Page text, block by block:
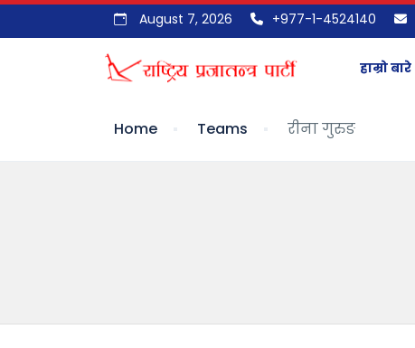
August 7, 2026 +977-1-4524140
हाम्रो बारे
Home Teams रीना गुरुङ